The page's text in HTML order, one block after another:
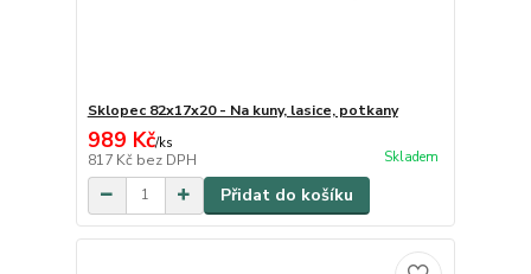
Sklopec 82x17x20 - Na kuny, lasice, potkany
989 Kč/ks
817 Kč bez DPH Skladem
Přidat do košíku